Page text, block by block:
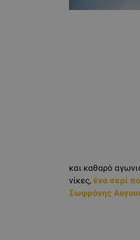
και καθαρό
νίκες, ένα σερί
Σωφρόνης